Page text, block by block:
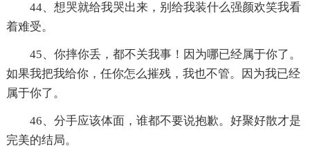
44、想哭就给我哭出来，别给我装什么强颜欢笑我看
着难受。
45、你摔你丢，都不关我事！因为哪已经属于你了。
如果我把我给你，任你怎么摧残，我也不管。因为我已经
属于你了。
46、分手应该体面，谁都不要说抱歉。好聚好散才是
完美的结局。